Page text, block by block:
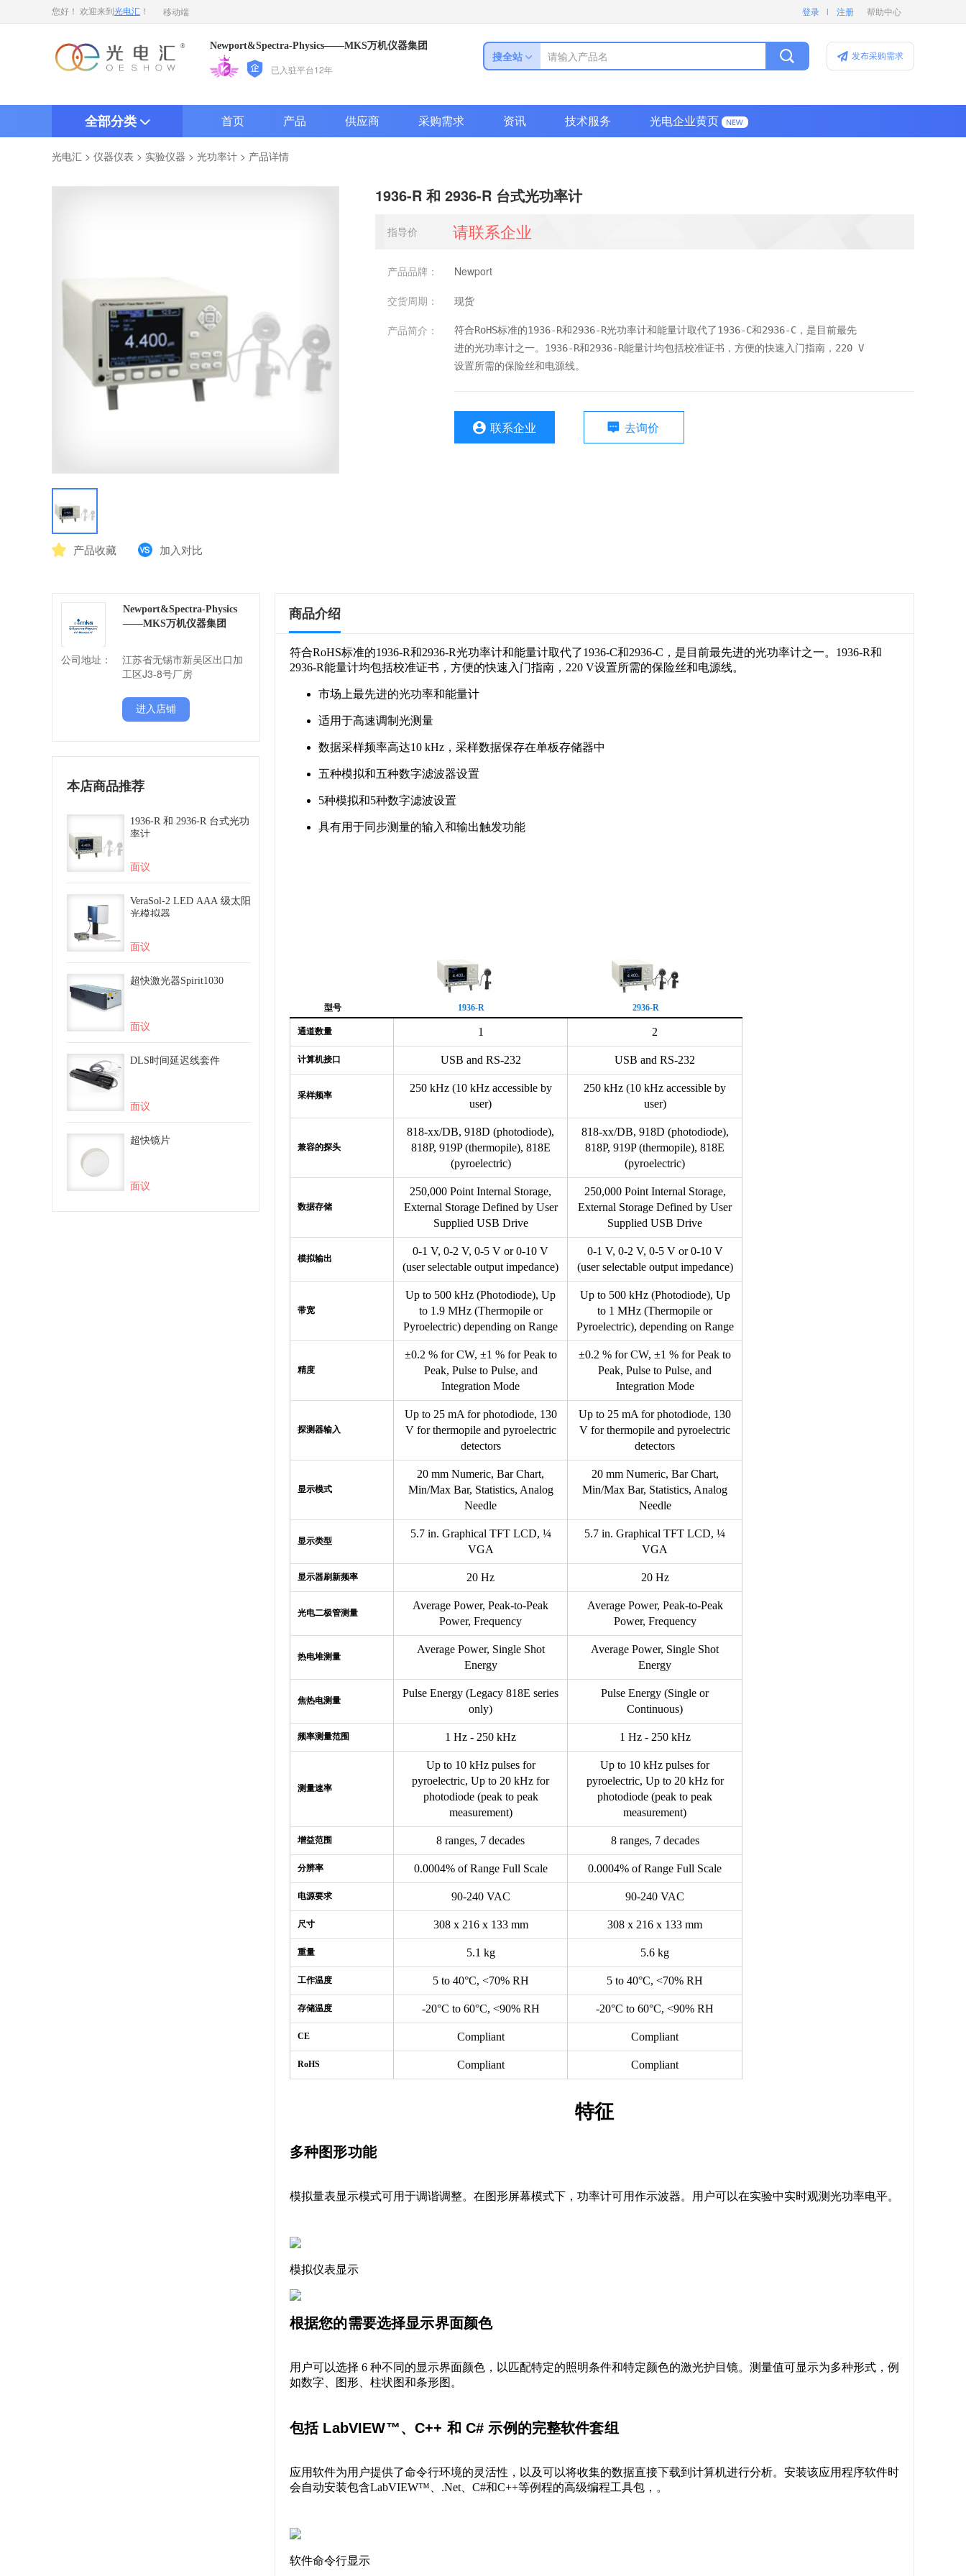
您好！ 欢迎来到 光电汇 ！ 移动端 登录 l 注册 帮助中心
Newport&Spectra-Physics——MKS万机仪器集团
已入驻平台12年
搜全站 发布采购需求
全部分类 首页 产品 供应商 采购需求 资讯 技术服务 光电企业黄页
光电汇 > 仪器仪表 > 实验仪器 > 光功率计 > 产品详情
产品收藏 加入对比
1936-R 和 2936-R 台式光功率计
指导价 请联系企业
产品品牌： Newport
交货周期： 现货
产品简介：
符合RoHS标准的1936-R和2936-R光功率计和能量计取代了1936-C和2936-C，是目前最先
进的光功率计之一。1936-R和2936-R能量计均包括校准证书，方便的快速入门指南，220 V
设置所需的保险丝和电源线。
联系企业 去询价
Newport&Spectra-Physics
——MKS万机仪器集团
公司地址：
江苏省无锡市新吴区出口加
工区J3-8号厂房
进入店铺
本店商品推荐
1936-R 和 2936-R 台式光功
率计
面议
VeraSol-2 LED AAA 级太阳
光模拟器
面议
超快激光器Spirit1030
面议
DLS时间延迟线套件
面议
超快镜片
面议
商品介绍